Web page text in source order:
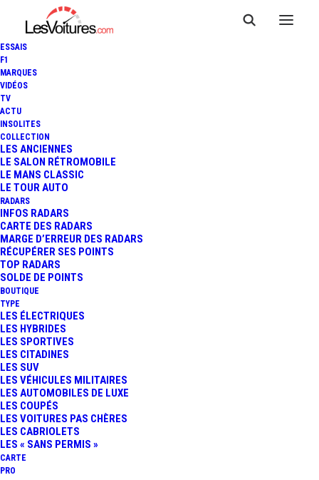
ESSAIS
F1
MARQUES
VIDÉOS
TV
ACTU
INSOLITES
COLLECTION
LES ANCIENNES
LE SALON RÉTROMOBILE
LE MANS CLASSIC
LE TOUR AUTO
RADARS
INFOS RADARS
CARTE DES RADARS
MARGE D’ERREUR DES RADARS
RÉCUPÉRER SES POINTS
TOP RADARS
SOLDE DE POINTS
BOUTIQUE
TYPE
LES ÉLECTRIQUES
LES HYBRIDES
LES SPORTIVES
LES CITADINES
LES SUV
LES VÉHICULES MILITAIRES
LES AUTOMOBILES DE LUXE
LES COUPÉS
LES VOITURES PAS CHÈRES
LES CABRIOLETS
LES « SANS PERMIS »
CARTE
PRO
APPLI IPAD RENAULT ZOE